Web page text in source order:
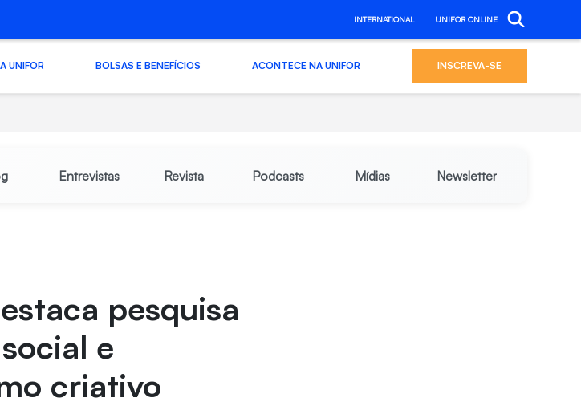
INTERNATIONAL UNIFOR ONLINE
UNIFOR BOLSAS E BENEFÍCIOS ACONTECE NA UNIFOR INSCREVA-SE
Entrevistas Revista Podcasts Mídias Newsletter
pesquisa
e
criativo